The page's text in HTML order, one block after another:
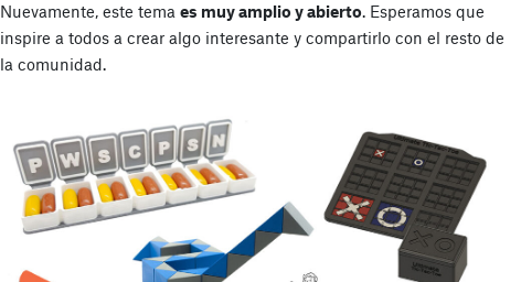
Nuevamente, este tema es muy amplio y abierto. Esperamos que
inspire a todos a crear algo interesante y compartirlo con el resto de
la comunidad.